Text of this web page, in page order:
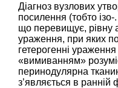
Діагноз вузлових
посилення (тобто ізо-
що перевищує, рівну
ураження, при яких
гетерогенні
«вимиванням»
перинодулярна
з’являється в ранній